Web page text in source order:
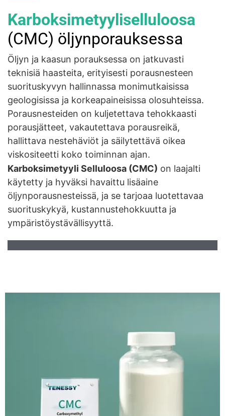
Karboksimetyyliselluloosa
(CMC) öljynporauksessa
Öljyn ja kaasun porauksessa on jatkuvasti
teknisiä haasteita, erityisesti porausnesteen
suorituskyvyn hallinnassa monimutkaisissa
geologisissa ja korkeapaineisissa olosuhteissa.
Porausnesteiden on kuljetettava tehokkaasti
porausjätteet, vakautettava porausreikä,
hallittava nestehäviöt ja säilytettävä oikea
viskositeetti koko toiminnan ajan.
Karboksimetyyli Selluloosa (CMC) on laajalti
käytetty ja hyväksi havaittu lisäaine
öljynporausnesteissä, ja se tarjoaa luotettavaa
suorituskykyä, kustannustehokkuutta ja
ympäristöystävällisyyttä.